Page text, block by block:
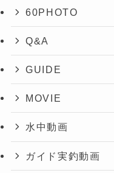
60PHOTO
Q&A
GUIDE
MOVIE
水中動画
ガイド実釣動画